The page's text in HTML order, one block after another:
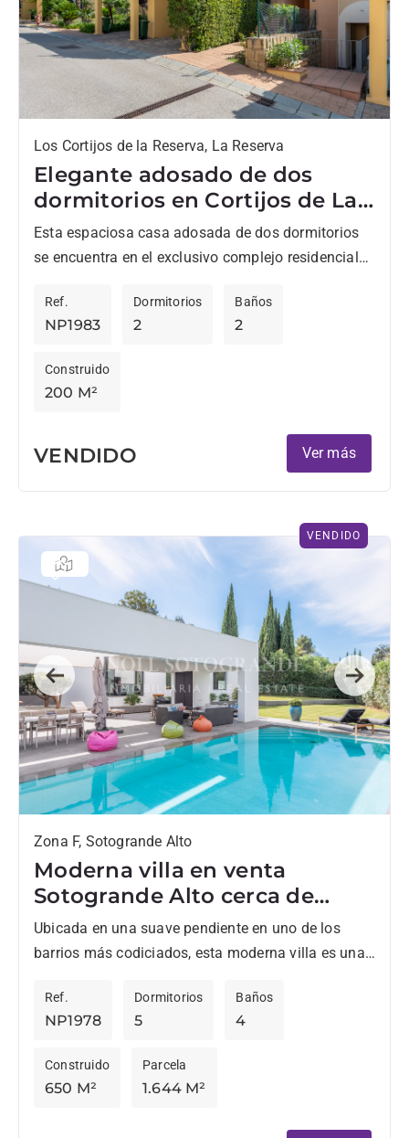
Los Cortijos de la Reserva, La Reserva
Elegante adosado de dos
dormitorios en Cortijos de La
Reserva
Esta espaciosa casa adosada de dos dormitorios
se encuentra en el exclusivo complejo residencial
casa...
NP1983
Ref.
2
Dormitorios
2
Baños
200 M²
Construido
VENDIDO Ver más
Previous Next
VENDIDO
Zona F, Sotogrande Alto
Moderna villa en venta
Sotogrande Alto cerca de
Escuela Internacional y SO
Hotel
Ubicada en una suave pendiente en uno de los
barrios más codiciados, esta moderna villa es una
perfectamente situada a...
NP1978
Ref.
5
Dormitorios
4
Baños
650 M²
Construido
1.644 M²
Parcela